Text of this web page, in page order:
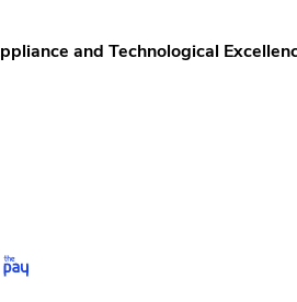
and Technological